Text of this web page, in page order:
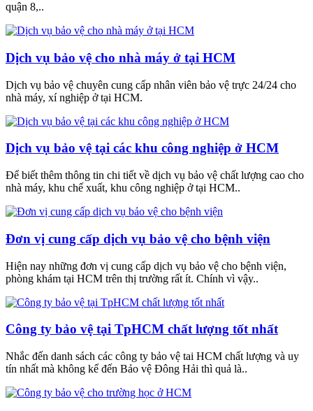
quận 8,..
Dịch vụ bảo vệ cho nhà máy ở tại HCM
Dịch vụ bảo vệ chuyên cung cấp nhân viên bảo vệ trực 24/24 cho
nhà máy, xí nghiệp ở tại HCM.
Dịch vụ bảo vệ tại các khu công nghiệp ở HCM
Để biết thêm thông tin chi tiết về dịch vụ bảo vệ chất lượng cao cho
nhà máy, khu chế xuất, khu công nghiệp ở tại HCM..
Đơn vị cung cấp dịch vụ bảo vệ cho bệnh viện
Hiện nay những đơn vị cung cấp dịch vụ bảo vệ cho bệnh viện,
phòng khám tại HCM trên thị trường rất ít. Chính vì vậy..
Công ty bảo vệ tại TpHCM chất lượng tốt nhất
Nhắc đến danh sách các công ty bảo vệ tai HCM chất lượng và uy
tín nhất mà không kể đến Bảo vệ Đông Hải thì quả là..